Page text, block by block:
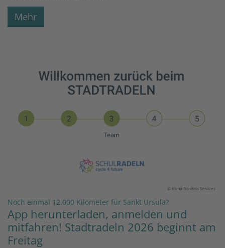
Mehr
© Klima-Bündnis Services
Noch einmal 12.000 Kilometer für Sankt Ursula?:
App herunterladen, anmelden und
mitfahren! Stadtradeln 2026 beginnt am
Freitag